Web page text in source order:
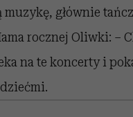
głównie
rocznej Oliwki: –
na te koncerty i